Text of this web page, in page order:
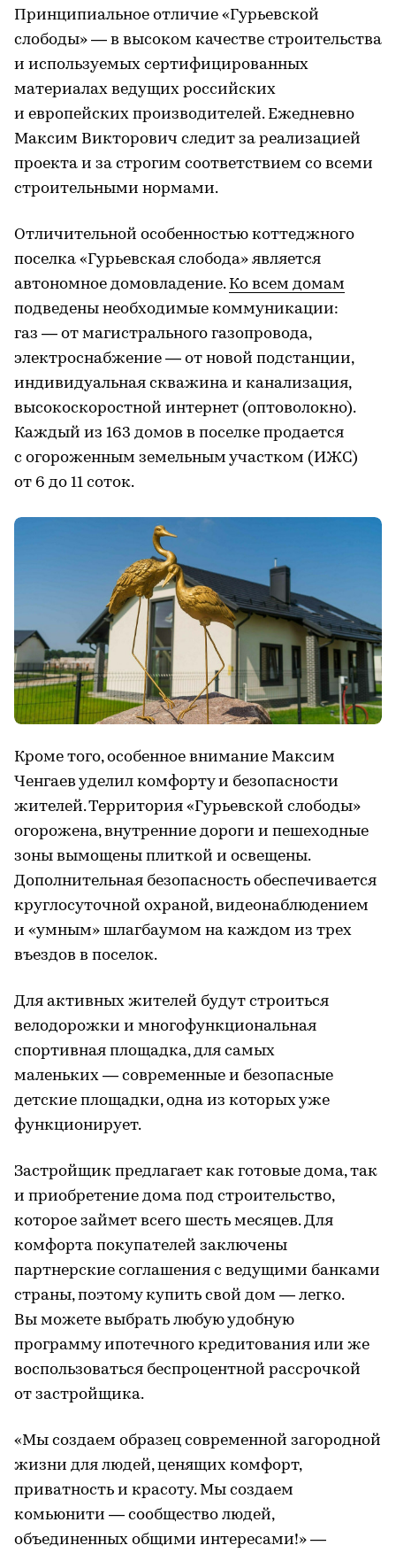
Принципиальное отличие «Гурьевской
слободы» — в высоком качестве строительства
и используемых сертифицированных
материалах ведущих российских
и европейских производителей. Ежедневно
Максим Викторович следит за реализацией
проекта и за строгим соответствием со всеми
строительными нормами.
Отличительной особенностью коттеджного
поселка «Гурьевская слобода» является
автономное домовладение. Ко всем домам
подведены необходимые коммуникации:
газ — от магистрального газопровода,
электроснабжение — от новой подстанции,
индивидуальная скважина и канализация,
высокоскоростной интернет (оптоволокно).
Каждый из 163 домов в поселке продается
с огороженным земельным участком (ИЖС)
от 6 до 11 соток.
Кроме того, особенное внимание Максим
Ченгаев уделил комфорту и безопасности
жителей. Территория «Гурьевской слободы»
огорожена, внутренние дороги и пешеходные
зоны вымощены плиткой и освещены.
Дополнительная безопасность обеспечивается
круглосуточной охраной, видеонаблюдением
и «умным» шлагбаумом на каждом из трех
въездов в поселок.
Для активных жителей будут строиться
велодорожки и многофункциональная
спортивная площадка, для самых
маленьких — современные и безопасные
детские площадки, одна из которых уже
функционирует.
Застройщик предлагает как готовые дома, так
и приобретение дома под строительство,
которое займет всего шесть месяцев. Для
комфорта покупателей заключены
партнерские соглашения с ведущими банками
страны, поэтому купить свой дом — легко.
Вы можете выбрать любую удобную
программу ипотечного кредитования или же
воспользоваться беспроцентной рассрочкой
от застройщика.
«Мы создаем образец современной загородной
жизни для людей, ценящих комфорт,
приватность и красоту. Мы создаем
комьюнити — сообщество людей,
объединенных общими интересами!» —